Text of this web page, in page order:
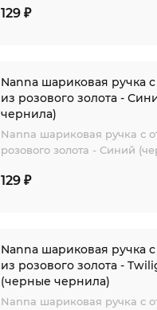
129 ₽
Nanna шариковая ручка
из розового золота -
чернила)
Nanna шариковая ручка с
розового золота - Синий
129 ₽
Nanna шариковая ручка
из розового золота -
(черные чернила)
Nanna шариковая ручка с